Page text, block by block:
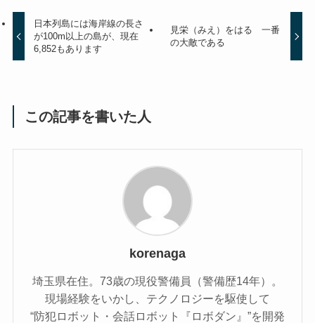
日本列島には海岸線の長さ
が100m以上の島が、現在
6,852もあります
見栄（みえ）をはる 一番
の大敵である
この記事を書いた人
korenaga
埼玉県在住。73歳の現役警備員（警備歴14年）。
現場経験をいかし、テクノロジーを駆使して
“防犯ロボット・会話ロボット『ロボダン』”を開発